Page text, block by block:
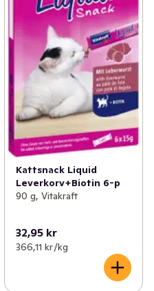
Kattsnack Liquid
Leverkorv+Biotin 6-p
90 g, Vitakraft
32,95 kr
366,11 kr /kg